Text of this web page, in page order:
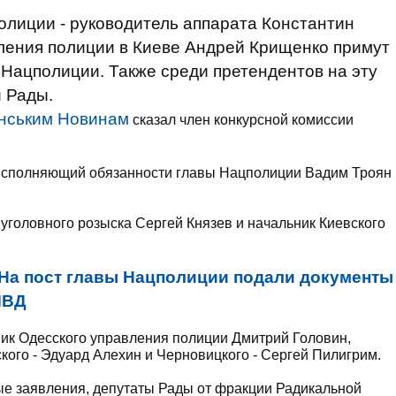
- руководитель аппарата Константин
полиции в Киеве Андрей Крищенко примут
Также среди претендентов на эту
Рады.
Новинам сказал член конкурсной комиссии
обязанности главы Нацполиции Вадим Троян
розыска Сергей Князев и начальник Киевского
пост главы Нацполиции подали документы
Одесского управления полиции Дмитрий Головин,
- Эдуард Алехин и Черновицкого - Сергей Пилигрим.
заявления, депутаты Рады от фракции Радикальной